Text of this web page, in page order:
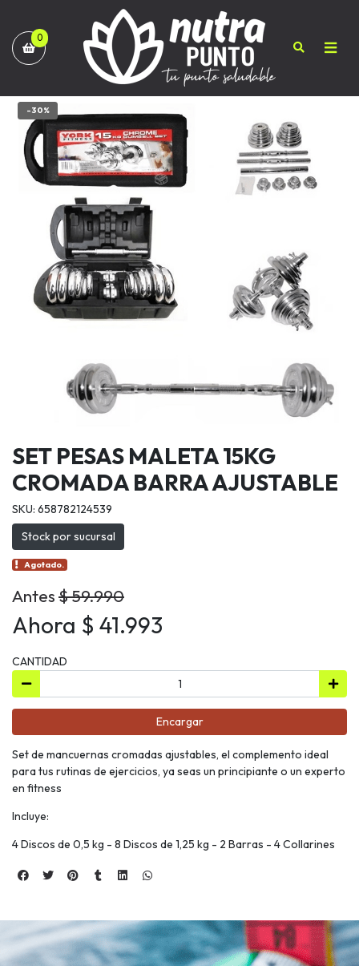
0
-30%
SET PESAS MALETA 15KG
CROMADA BARRA AJUSTABLE
SKU: 658782124539
Stock por sucursal
Agotado.
Antes$ 59.990
Ahora $ 41.993
CANTIDAD
Encargar
Set de mancuernas cromadas ajustables, el complemento ideal
para tus rutinas de ejercicios, ya seas un principiante o un experto
en fitness
Incluye:
4 Discos de 0,5 kg - 8 Discos de 1,25 kg - 2 Barras - 4 Collarines